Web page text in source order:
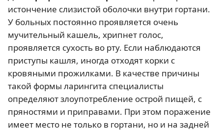
истончение слизистой оболочки внутри гортани.
У больных постоянно проявляется очень
мучительный кашель, хрипнет голос,
проявляется сухость во рту. Если наблюдаются
приступы кашля, иногда отходят корки с
кровяными прожилками. В качестве причины
такой формы ларингита специалисты
определяют злоупотребление острой пищей, с
пряностями и приправами. При этом поражение
имеет место не только в гортани, но и на задней